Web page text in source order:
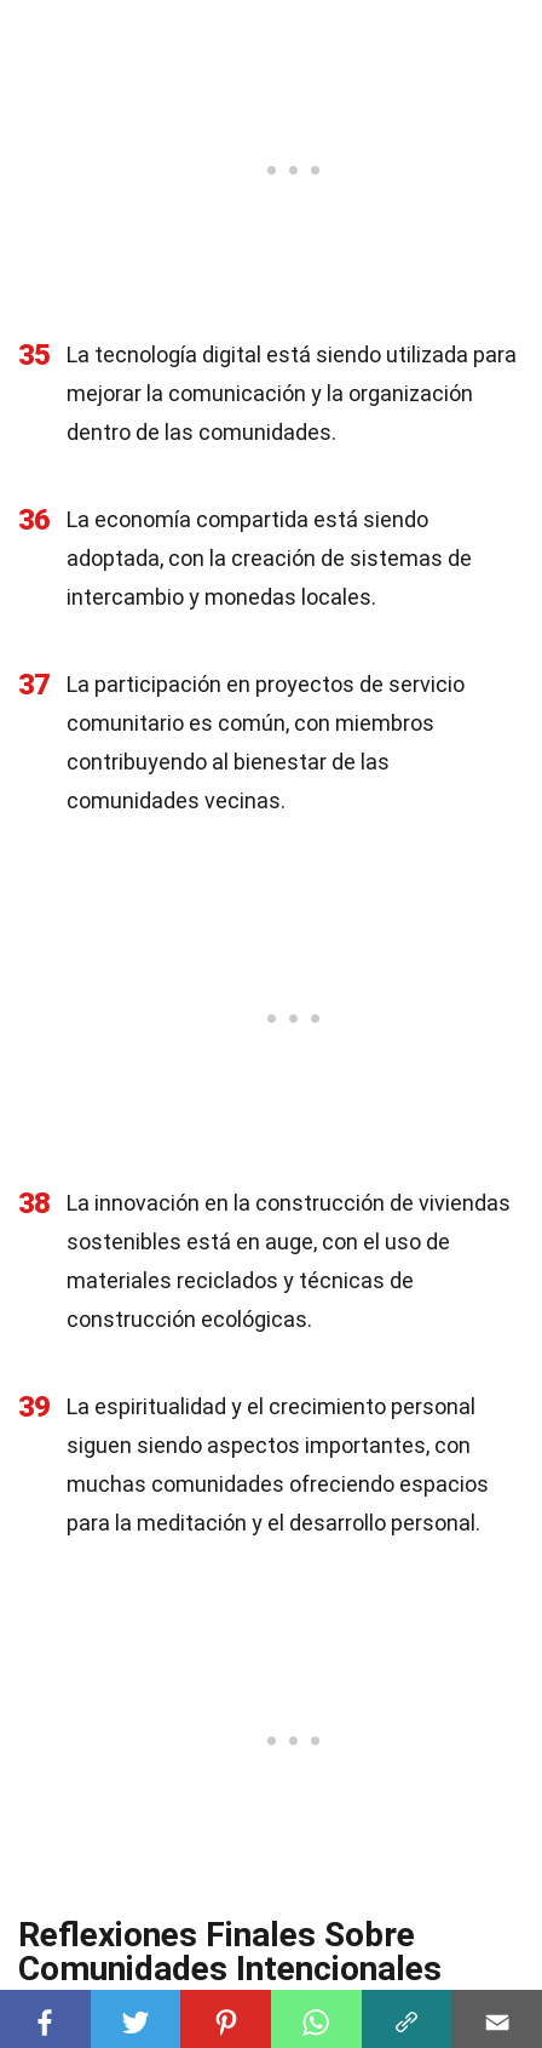
35
La tecnología digital está siendo utilizada para
mejorar la comunicación y la organización
dentro de las comunidades.
36
La economía compartida está siendo
adoptada, con la creación de sistemas de
intercambio y monedas locales.
37
La participación en proyectos de servicio
comunitario es común, con miembros
contribuyendo al bienestar de las
comunidades vecinas.
38
La innovación en la construcción de viviendas
sostenibles está en auge, con el uso de
materiales reciclados y técnicas de
construcción ecológicas.
39
La espiritualidad y el crecimiento personal
siguen siendo aspectos importantes, con
muchas comunidades ofreciendo espacios
para la meditación y el desarrollo personal.
Reflexiones Finales Sobre
Comunidades Intencionales
Las comunidades intencionales ofrecen una forma